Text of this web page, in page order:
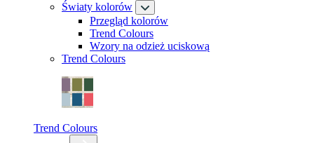
Światy kolorów
Przegląd kolorów
Trend Colours
Wzory na odzież uciskową
Trend Colours
Trend Colours